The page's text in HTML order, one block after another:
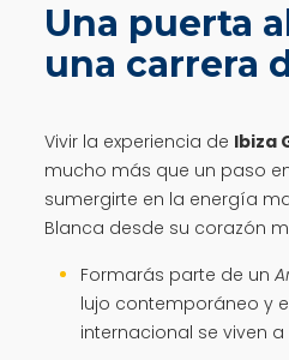
Una puerta
una carrera
Vivir la experiencia de Ibiza
mucho más que un paso
sumergirte en la energía
Blanca desde su corazón
Formarás parte de un
lujo contemporáneo y
internacional se viven